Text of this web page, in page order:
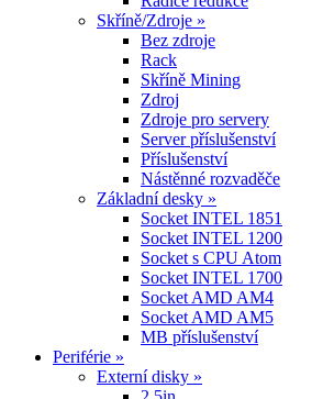
Skříně/Zdroje »
Bez zdroje
Rack
Skříně Mining
Zdroj
Zdroje pro servery
Server příslušenství
Příslušenství
Nástěnné rozvaděče
Základní desky »
Socket INTEL 1851
Socket INTEL 1200
Socket s CPU Atom
Socket INTEL 1700
Socket AMD AM4
Socket AMD AM5
MB příslušenství
Periférie »
Externí disky »